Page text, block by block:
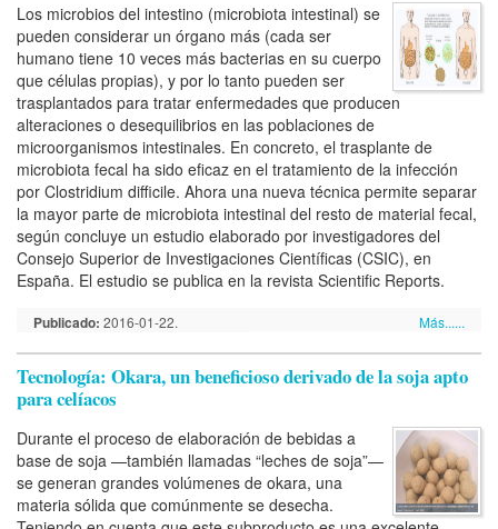
Los microbios del intestino (microbiota intestinal) se
pueden considerar un órgano más (cada ser
humano tiene 10 veces más bacterias en su cuerpo
que células propias), y por lo tanto pueden ser
trasplantados para tratar enfermedades que producen
alteraciones o desequilibrios en las poblaciones de
microorganismos intestinales. En concreto, el trasplante de
microbiota fecal ha sido eficaz en el tratamiento de la infección
por Clostridium difficile. Ahora una nueva técnica permite separar
la mayor parte de microbiota intestinal del resto de material fecal,
según concluye un estudio elaborado por investigadores del
Consejo Superior de Investigaciones Científicas (CSIC), en
España. El estudio se publica en la revista Scientific Reports.
Publicado: 2016-01-22. Más......
Tecnología: Okara, un beneficioso derivado de la soja apto
para celíacos
Durante el proceso de elaboración de bebidas a
base de soja —también llamadas “leches de soja”—
se generan grandes volúmenes de okara, una
materia sólida que comúnmente se desecha.